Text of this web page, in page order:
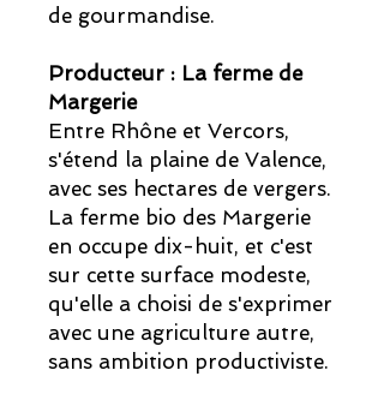
de gourmandise.
Producteur : La ferme de
Margerie
Entre Rhône et Vercors,
s'étend la plaine de Valence,
avec ses hectares de vergers.
La ferme bio des Margerie
en occupe dix-huit, et c'est
sur cette surface modeste,
qu'elle a choisi de s'exprimer
avec une agriculture autre,
sans ambition productiviste.